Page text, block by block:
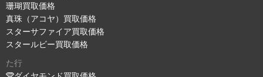
珊瑚買取価格
真珠（アコヤ）買取価格
スターサファイア買取価格
スタールビー買取価格
た行